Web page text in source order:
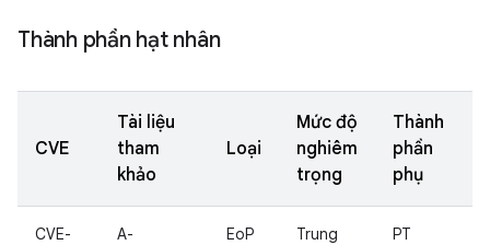
Thành phần hạt nhân
CVE
Tài liệu
tham
khảo
Loại
Mức độ
nghiêm
trọng
Thành
phần
phụ
CVE-
A-
EoP
Trung
PT